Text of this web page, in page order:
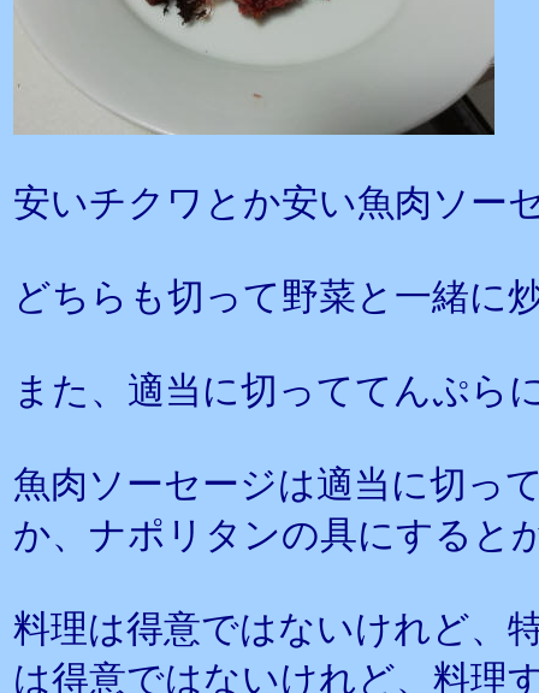
安いチクワとか安い魚肉ソー
どちらも切って野菜と一緒に
また、適当に切っててんぷら
魚肉ソーセージは適当に切っ
か、ナポリタンの具にすると
料理は得意ではないけれど、
は得意ではないけれど、料理